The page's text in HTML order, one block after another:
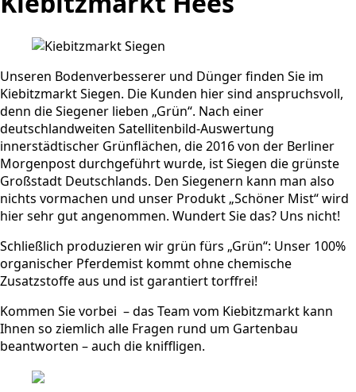
Unseren Bodenverbesserer und Dünger finden Sie im
Kiebitzmarkt Siegen. Die Kunden hier sind anspruchsvoll,
denn die Siegener lieben „Grün“. Nach einer
deutschlandweiten Satellitenbild-Auswertung
innerstädtischer Grünflächen, die 2016 von der Berliner
Morgenpost durchgeführt wurde, ist Siegen die grünste
Großstadt Deutschlands. Den Siegenern kann man also
nichts vormachen und unser Produkt „Schöner Mist“ wird
hier sehr gut angenommen. Wundert Sie das? Uns nicht!
Schließlich produzieren wir grün fürs „Grün“: Unser 100%
organischer Pferdemist kommt ohne chemische
Zusatzstoffe aus und ist garantiert torffrei!
Kommen Sie vorbei – das Team vom Kiebitzmarkt kann
Ihnen so ziemlich alle Fragen rund um Gartenbau
beantworten – auch die kniffligen.